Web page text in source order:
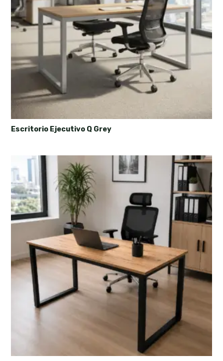
Escritorio Ejecutivo Q Grey